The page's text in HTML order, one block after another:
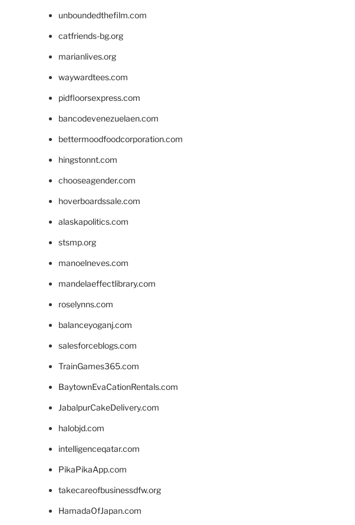
unboundedthefilm.com
catfriends-bg.org
marianlives.org
waywardtees.com
pidfloorsexpress.com
bancodevenezuelaen.com
bettermoodfoodcorporation.com
hingstonnt.com
chooseagender.com
hoverboardssale.com
alaskapolitics.com
stsmp.org
manoelneves.com
mandelaeffectlibrary.com
roselynns.com
balanceyoganj.com
salesforceblogs.com
TrainGames365.com
BaytownEvaCationRentals.com
JabalpurCakeDelivery.com
halobjd.com
intelligenceqatar.com
PikaPikaApp.com
takecareofbusinessdfw.org
HamadaOfJapan.com